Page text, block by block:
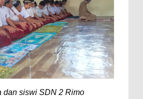
dan siswi SDN 2 Rimo